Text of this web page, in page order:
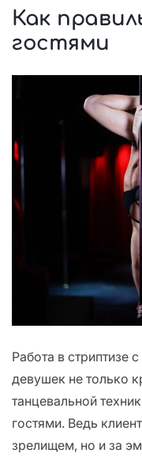
Как
гостями
Работа в стриптизе
девушек не только
танцевальной
гостями. Ведь
зрелищем, но и за